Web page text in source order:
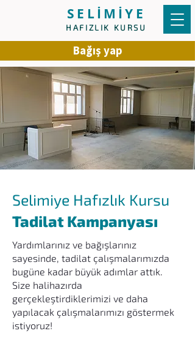
SELİMİYE
HAFIZLIK KURSU
Bağış yap
Selimiye Hafızlık Kursu
Tadilat Kampanyası
Yardımlarınız ve bağışlarınız
sayesinde, tadilat çalışmalarımızda
bugüne kadar büyük adımlar attık.
Size halihazırda
gerçekleştirdiklerimizi ve daha
yapılacak çalışmalarımızı göstermek
istiyoruz!